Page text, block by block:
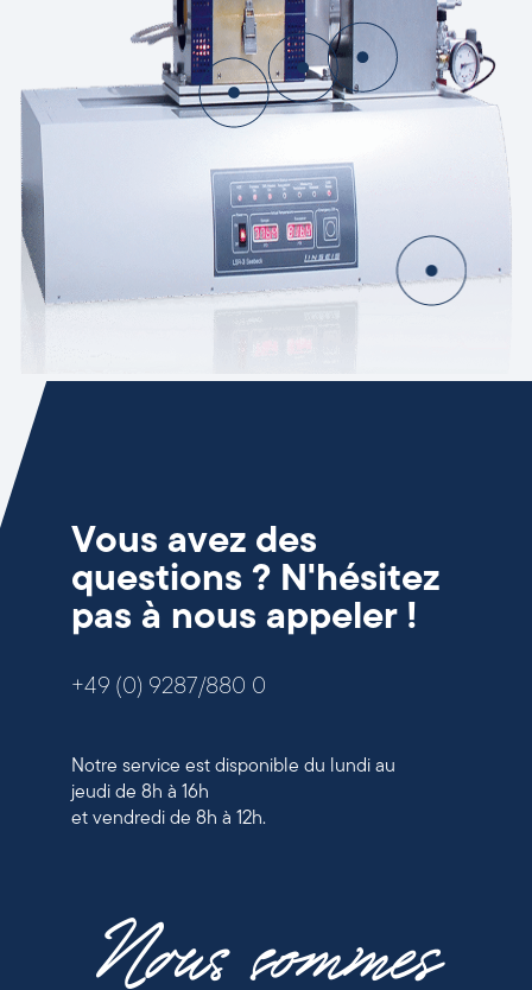
Vous avez des
questions ? N'hésitez
pas à nous appeler !
+49 (0) 9287/880 0
Notre service est disponible du lundi au
jeudi de 8h à 16h
et vendredi de 8h à 12h.
Nous sommes